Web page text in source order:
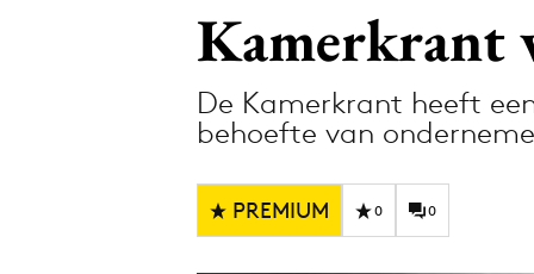
Digital
Diversiteit
Kamerkrant
De Kamerkrant heeft
behoefte van
PREMIUM 0 0